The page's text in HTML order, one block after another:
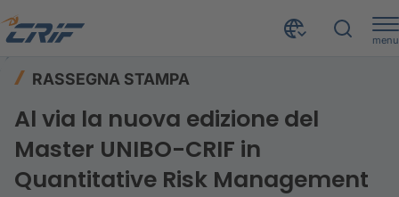
menu
RASSEGNA STAMPA
Al via la nuova edizione del
Master UNIBO-CRIF in
Quantitative Risk Management